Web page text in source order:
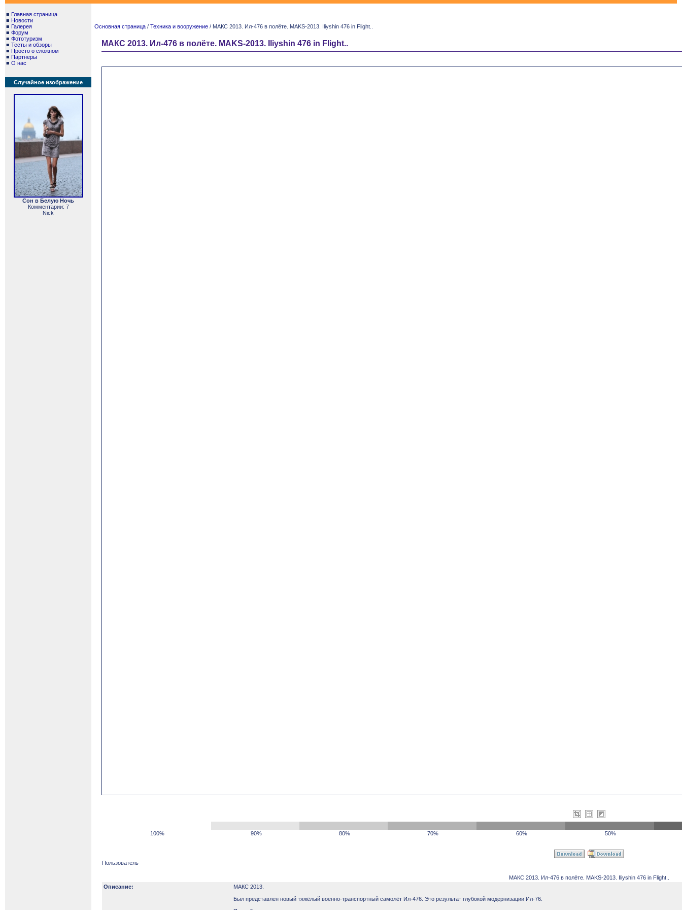
■ Главная страница
■ Новости
■ Галерея
■ Форум
■ Фототуризм
■ Тесты и обзоры
■ Просто о сложном
■ Партнеры
■ О нас
Случайное изображение
Сон в Белую Ночь
Комментарии: 7
Nick
Основная страница / Техника и вооружение / МАКС 2013. Ил-476 в полёте. MAKS-2013. Iliyshin 476 in Flight..
МАКС 2013. Ил-476 в полёте. MAKS-2013. Iliyshin 476 in Flight..
100% 90% 80% 70% 60% 50%
Пользователь
МАКС 2013. Ил-476 в полёте. MAKS-2013. Iliyshin 476 in Flight..
Описание:
МАКС 2013.
Был представлен новый тяжёлый военно-транспортный самолёт Ил-476. Это результат глубокой модернизации Ил-76.